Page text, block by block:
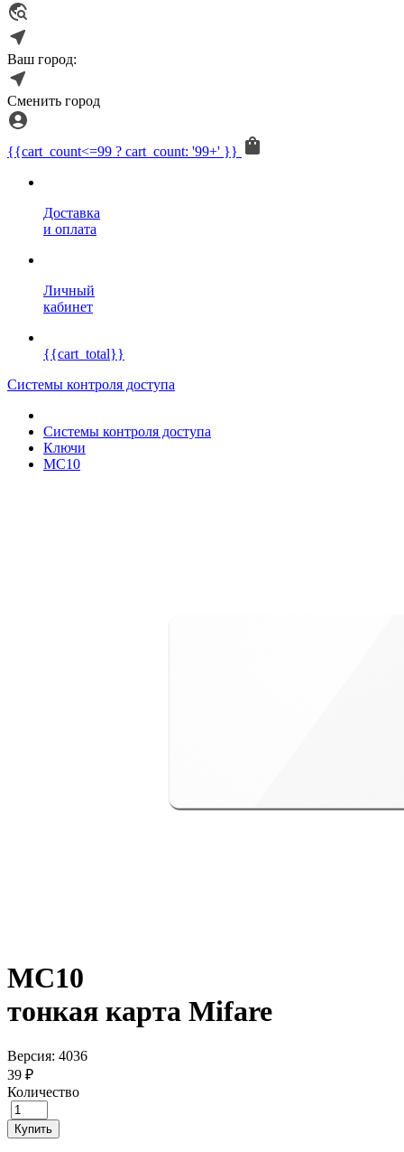
Ваш город:
Сменить город
{{cart_count<=99 ? cart_count: '99+' }}
Доставка
и оплата
Личный
кабинет
{{cart_total}}
Системы контроля доступа
Системы контроля доступа
Ключи
MC10
MC10
тонкая карта Mifare
Версия: 4036
39 ₽
Количество
Купить